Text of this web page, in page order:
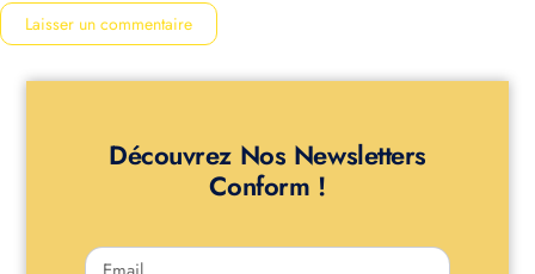
Découvrez Nos Newsletters
Conform !